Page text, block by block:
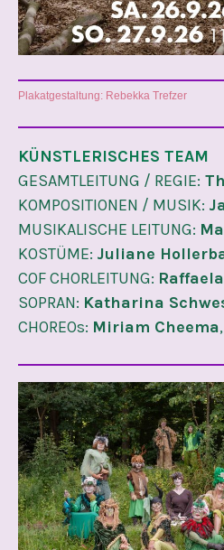
Plakatgestaltung: Rebekka Trefzer
KÜNSTLERISCHES TEAM
GESAMTLEITUNG / REGIE:
KOMPOSITIONEN / MUSIK:
MUSIKALISCHE LEITUNG:
KOSTÜME: Juliane
COF CHORLEITUNG:
SOPRAN: Katharina
CHOREOs: Miriam Cheema,